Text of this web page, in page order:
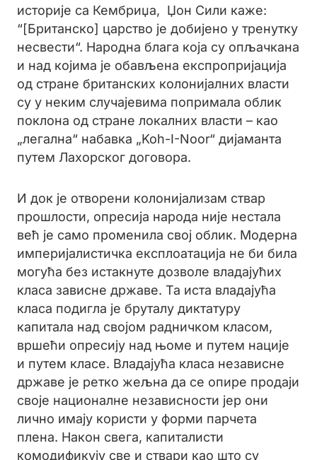
историје са Кембриџа, Џон Сили каже:
“[Британско] царство је добијено у тренутку
несвести“. Народна блага која су опљачкана
и над којима је обављена експропријација
од стране британских колонијалних власти
су у неким случајевима попримала облик
поклона од стране локалних власти – као
„легална“ набавка „Koh-I-Noor“ дијаманта
путем Лахорског договора.
И док је отворени колонијализам ствар
прошлости, опресија народа није нестала
већ је само променила свој облик. Модерна
империјалистичка експлоатација не би била
могућа без истакнуте дозволе владајућих
класа зависне државе. Та иста владајућа
класа подигла је бруталу диктатуру
капитала над својом радничком класом,
вршећи опресију над њоме и путем нације
и путем класе. Владајућа класа независне
државе је ретко жељна да се опире продаји
своје националне независности јер они
лично имају користи у форми парчета
плена. Након свега, капиталисти
комодификују све и ствари као што су